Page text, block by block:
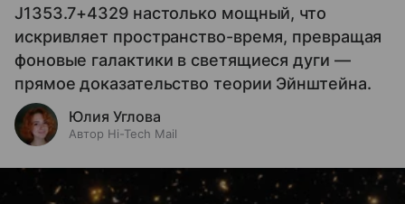
J1353.7+4329 настолько мощный, что
искривляет пространство-время, превращая
фоновые галактики в светящиеся дуги —
прямое доказательство теории Эйнштейна.
Юлия Углова
Автор Hi-Tech Mail